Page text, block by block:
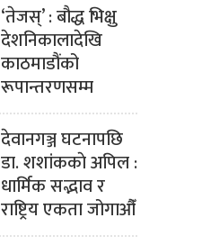
‘तेजस्’ : बौद्ध भिक्षु
देशनिकालादेखि
काठमाडौंको
रूपान्तरणसम्म
देवानगञ्ज घटनापछि
डा. शशांककाे अपिल :
धार्मिक सद्भाव र
राष्ट्रिय एकता जोगाऔँ